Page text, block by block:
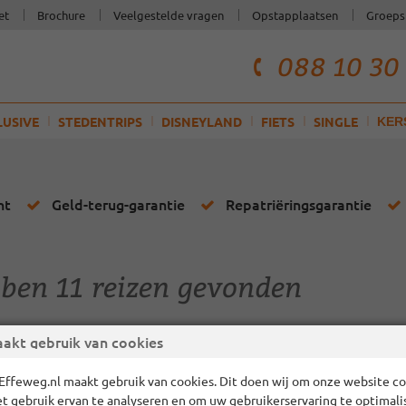
088 10
STEDENTRIPS DISNEYLAND FIETS SINGLE
Brochure Veelgestelde vragen Opstapplaatsen
Geld-terug-garantie Repatriëringsgarantie
11 reizen gevonden
Kerstreizen
gebruik van cookies
maakt gebruik van cookies. Dit doen wij om onze website
gebruik ervan te analyseren en om uw gebruikerservaring te